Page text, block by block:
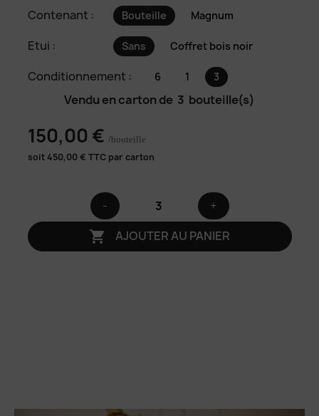
Contenant : Bouteille Magnum
Etui : Sans Coffret bois noir
Conditionnement : 6 1 3
Vendu en carton de 3 bouteille(s)
150,00 € /bouteille
soit450,00 € TTC par carton
- +
 AJOUTER AU PANIER